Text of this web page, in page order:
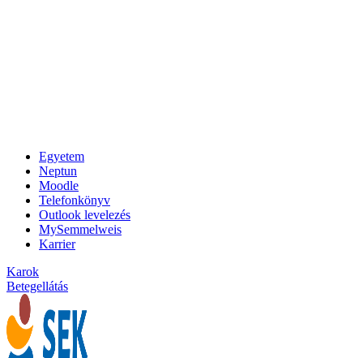
Egyetem
Neptun
Moodle
Telefonkönyv
Outlook levelezés
MySemmelweis
Karrier
Karok
Betegellátás